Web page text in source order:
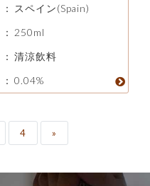
：
スペイン(Spain)
： 250ml
： 清涼飲料
： 0.04%
4 »